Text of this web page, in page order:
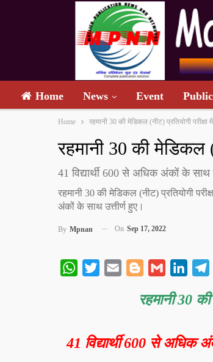
Home News Event
Home रहमानी 30 की मेडिकल (नीट) प्रतियोगी
रहमानी 30 की मेडिकल
41 विद्यार्थी 600 से अधिक अंकों के
रहमानी 30 की मेडिकल (नीट) प्रतियोगी
अंकों के साथ उत्तीर्ण हुए।
By Mpnan On Sep 17, 2022
WhatsApp
Twitter Email BloggerGmail
रहमानी 30
41 विद्यार्थी 600 से अधिक